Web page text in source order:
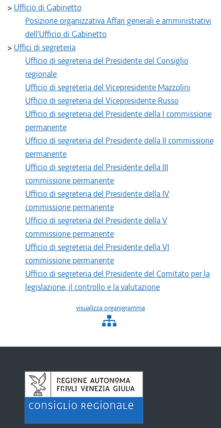
> Ufficio di Gabinetto
Posizione organizzativa Affari generali e amministrativi
dell'Ufficio di Gabinetto
> Uffici di segreteria
Ufficio di segreteria del Presidente del Consiglio
regionale
Ufficio di segreteria del Vicepresidente Mazzolini
Ufficio di segreteria del Vicepresidente Russo
Ufficio di segreteria del Presidente della I commissione
permanente
Ufficio di segreteria del Presidente della II commissione
permanente
Ufficio di segreteria del Presidente della III
commissione permanente
Ufficio di segreteria del Presidente della IV
commissione permanente
Ufficio di segreteria del Presidente della V
commissione permanente
Ufficio di segreteria del Presidente della VI
commissione permanente
Ufficio di segreteria del Presidente del Comitato per la
legislazione, il controllo e la valutazione
visualizza organigramma